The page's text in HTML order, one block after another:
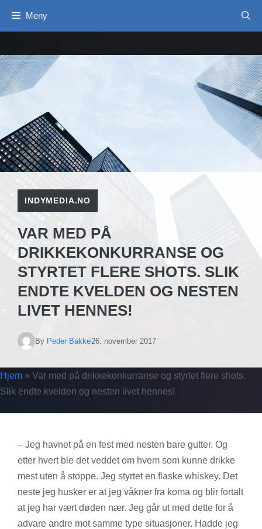
Meny
INDYMEDIA.NO
VAR MED PÅ
DRIKKEKONKURRANSE OG
STYRTET FLERE SHOTS. SLIK
ENDTE KVELDEN OG NESTEN
LIVET HENNES!
By Peder Bakke26. november 2017
Hjem » Var med på drikkekonkurranse og styrtet flere shots.
Slik endte kvelden og nesten livet hennes!
– Jeg havnet på en fest med nesten bare gutter. Og
etter hvert ble det veddet om hvem som kunne drikke
mest uten å stoppe. Jeg styrtet en flaske whiskey. Det
neste jeg husker er at jeg våkner fra koma og blir fortalt
at jeg har vært døden nær. Jeg går ut med dette for å
advare andre mot samme type situasjoner. Hadde jeg